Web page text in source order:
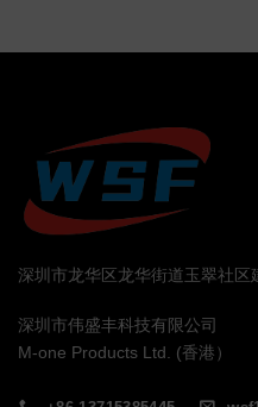
深圳市龙华区龙华街道玉翠社
深圳市伟盛丰科技有限公司
M-one Products Ltd. (香港）